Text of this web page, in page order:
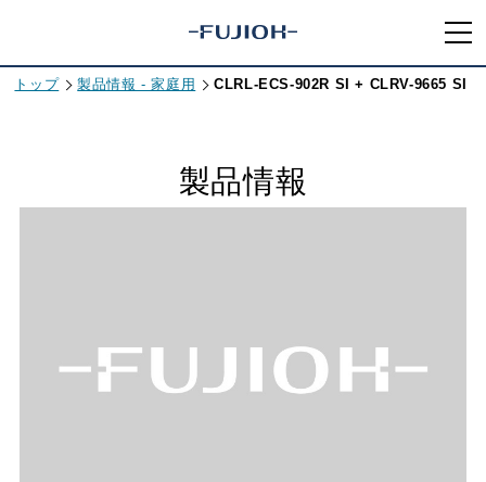
トップ 製品情報 - 家庭用 CLRL-ECS-902R SI + CLRV-9665 SI
製品情報